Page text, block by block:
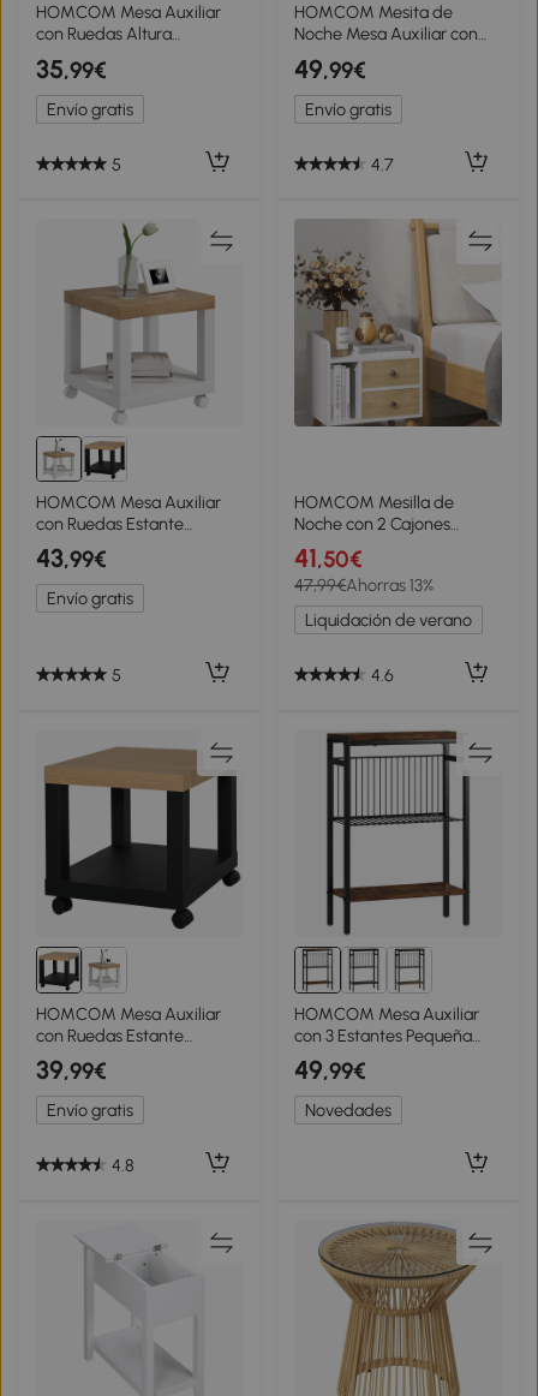
HOMCOM Mesa Auxiliar
con Ruedas Altura
Ajustable Superficie
Inclinable y Marco de Metal
55x36x62,5-82,5 cm Roble
35,99€
Envío gratis
5
HOMCOM Mesita de
Noche Mesa Auxiliar con
Cajón y Estante de
Almacenamiento para
Dormitorio Salón Cama
Oficina Estilo Moderno
49,99€
Envío gratis
4.7
HOMCOM Mesa Auxiliar
con Ruedas Estante
Abierto Mesa para Sofá
Sala Dormitorio 40x40x40
cm Natural y Blanco
43,99€
Envío gratis
5
HOMCOM Mesilla de
Noche con 2 Cajones
Grandes y 1 Estante
Abierto y Patas Elevadas
de Pino Diseño Nórdico
43x30x49 cm
41,50€
47,99€Ahorras 13%
Liquidación de verano
4.6
HOMCOM Mesa Auxiliar
con Ruedas Estante
Abierto Mesa para Sofá
Sala Dormitorio 40x40x40
cm Natural y Negro
39,99€
Envío gratis
4.8
HOMCOM Mesa Auxiliar
con 3 Estantes Pequeña
Mesita de Noche con
Marco Metálico Marrón
Rústico para Salón
49,99€
Novedades